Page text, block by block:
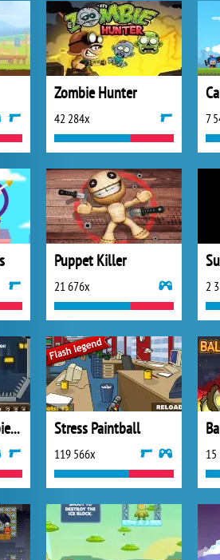
Zombie Hunter
42 284x 7
Puppet Killer
21 676x 2
Balloons vs Zombies 2 Stress Paintball
119 566x 15